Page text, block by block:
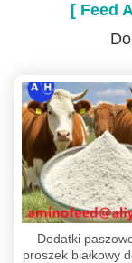
[ Feed
Dodatki
proszek białkowy